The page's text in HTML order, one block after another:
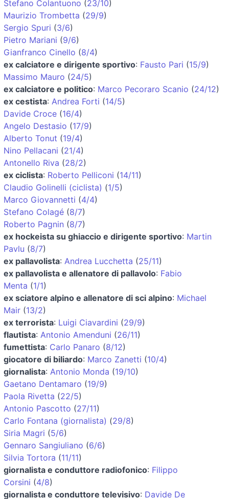
Stefano Colantuono (23/10)
Maurizio Trombetta (29/9)
Sergio Spuri (3/6)
Pietro Mariani (9/6)
Gianfranco Cinello (8/4)
ex calciatore e dirigente sportivo: Fausto Pari (15/9)
Massimo Mauro (24/5)
ex calciatore e politico: Marco Pecoraro Scanio (24/12)
ex cestista: Andrea Forti (14/5)
Davide Croce (16/4)
Angelo Destasio (17/9)
Alberto Tonut (19/4)
Nino Pellacani (21/4)
Antonello Riva (28/2)
ex ciclista: Roberto Pelliconi (14/11)
Claudio Golinelli (ciclista) (1/5)
Marco Giovannetti (4/4)
Stefano Colagé (8/7)
Roberto Pagnin (8/7)
ex hockeista su ghiaccio e dirigente sportivo: Martin
Pavlu (8/7)
ex pallavolista: Andrea Lucchetta (25/11)
ex pallavolista e allenatore di pallavolo: Fabio
Menta (1/1)
ex sciatore alpino e allenatore di sci alpino: Michael
Mair (13/2)
ex terrorista: Luigi Ciavardini (29/9)
flautista: Antonio Amenduni (26/11)
fumettista: Carlo Panaro (8/12)
giocatore di biliardo: Marco Zanetti (10/4)
giornalista: Antonio Monda (19/10)
Gaetano Dentamaro (19/9)
Paola Rivetta (22/5)
Antonio Pascotto (27/11)
Carlo Fontana (giornalista) (29/8)
Siria Magri (5/6)
Gennaro Sangiuliano (6/6)
Silvia Tortora (11/11)
giornalista e conduttore radiofonico: Filippo
Corsini (4/8)
giornalista e conduttore televisivo: Davide De